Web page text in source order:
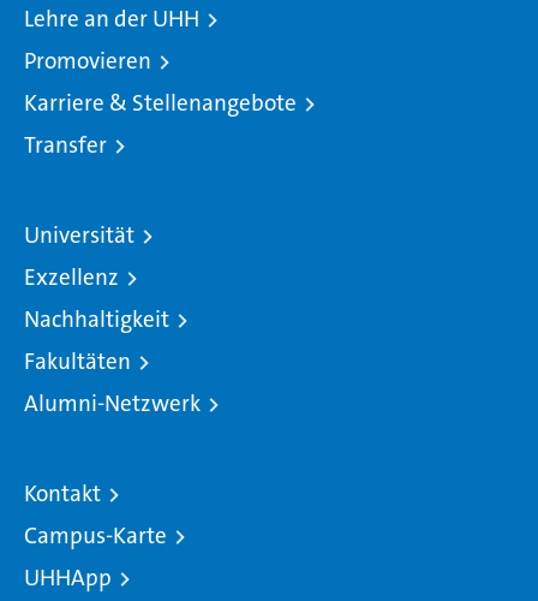
Lehre an der UHH
Promovieren
Karriere & Stellenangebote
Transfer
Universität
Exzellenz
Nachhaltigkeit
Fakultäten
Alumni-Netzwerk
Kontakt
Campus-Karte
UHHApp